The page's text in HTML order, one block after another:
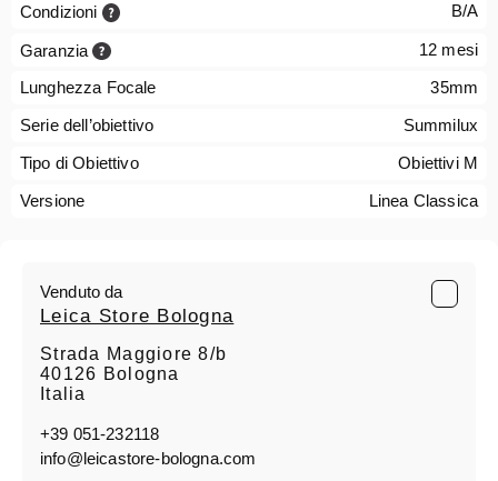
Condizioni B/A
Garanzia 12 mesi
Lunghezza Focale
35mm
Serie dell’obiettivo
Summilux
Tipo di Obiettivo
Obiettivi M
Versione
Linea Classica
Venduto da
Leica Store Bologna
Strada Maggiore 8/b
40126 Bologna
Italia
+39 051-232118
info@leicastore-bologna.com